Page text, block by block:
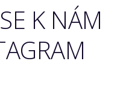
K NÁM